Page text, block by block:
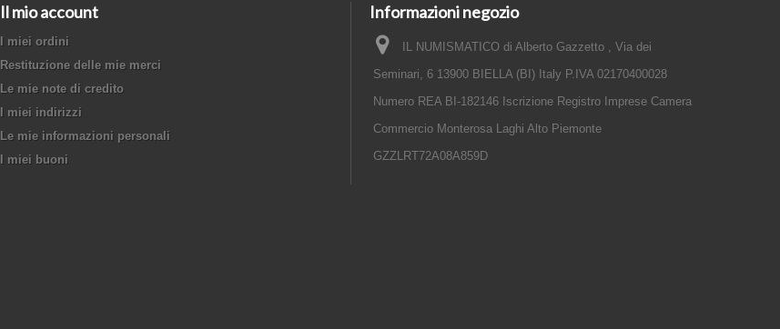
Il mio account
I miei ordini
Restituzione delle mie merci
Le mie note di credito
I miei indirizzi
Le mie informazioni personali
I miei buoni
Informazioni negozio
IL NUMISMATICO di Alberto Gazzetto , Via dei
Seminari, 6 13900 BIELLA (BI) Italy P.IVA 02170400028
Numero REA BI-182146 Iscrizione Registro Imprese Camera
Commercio Monterosa Laghi Alto Piemonte
GZZLRT72A08A859D